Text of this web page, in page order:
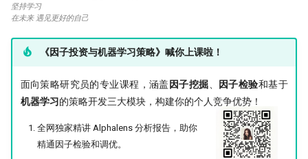
坚持学习
在未来 遇见更好的自己
《因子投资与机器学习策略》喊你上课啦！
面向策略研究员的专业课程，涵盖 因子挖掘、 因子检验和基于
机器学习的策略开发三大模块，构建你的个人竞争优势！
全网独家精讲 Alphalens 分析报告，助你
精通因子检验和调优。